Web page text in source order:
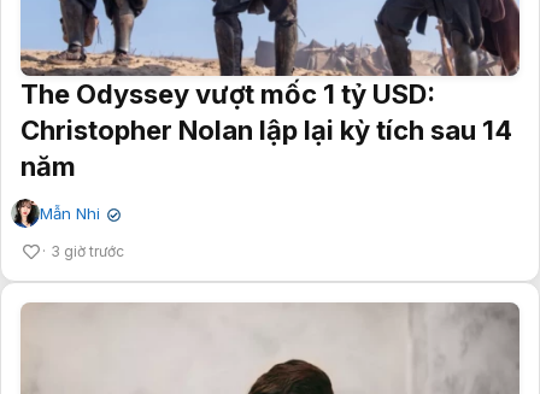
The Odyssey vượt mốc 1 tỷ USD:
Christopher Nolan lập lại kỳ tích sau 14
năm
Mẫn Nhi ✔
3 giờ trước